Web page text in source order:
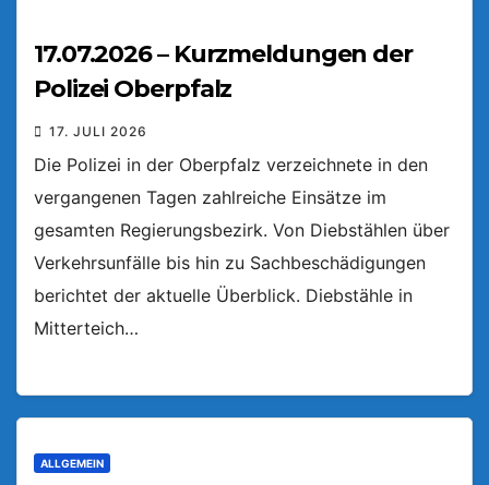
17.07.2026 – Kurzmeldungen der
Polizei Oberpfalz
17. JULI 2026
Die Polizei in der Oberpfalz verzeichnete in den
vergangenen Tagen zahlreiche Einsätze im
gesamten Regierungsbezirk. Von Diebstählen über
Verkehrsunfälle bis hin zu Sachbeschädigungen
berichtet der aktuelle Überblick. Diebstähle in
Mitterteich…
ALLGEMEIN